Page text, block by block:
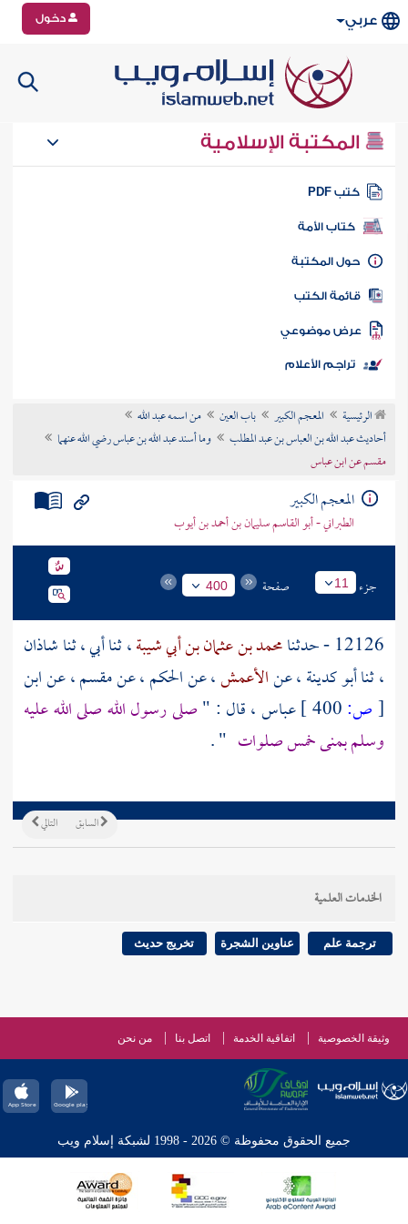
عربي دخول
المكتبة الإسلامية
كتب PDF
كتاب الأمة
المكتبة
الكتب
موضوعي
تراجم الأعلام
الرئيسية المعجم الكبير باب العين
من اسمه عبد الله
أحاديث عبد الله بن العباس بن عبد المطلب
وما أسند عبد الله بن عباس رضي الله عنهما
مقسم عن ابن عباس
المعجم الكبير
الطبراني - أبو القاسم سليمان بن أحمد بن أيوب
جزء 11 صفحة 400
12126 - حدثنا محمد بن عثمان بن أبي شيبة، ثنا أبي ، ثناشاذان
، ثناأبو كدينة، عنالأعمش، عنالحكم، عنمقسم، عنابن
[ص: عباس، قال : "صلى رسول الله صلى الله عليه
وسلم بمنى خمس صلوات " .
التالي السابق
الخدمات العلمية
ترجمة علم عناوين الشجرة تخريج حديث
وثيقة الخصوصية اتفاقية الخدمة اتصل بنا من نحن
جميع الحقوق محفوظة © 2026 - 1998 لشبكة إسلام ويب